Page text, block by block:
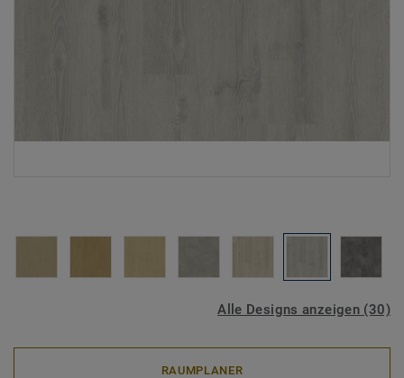
Alle Designs anzeigen (30)
RAUMPLANER